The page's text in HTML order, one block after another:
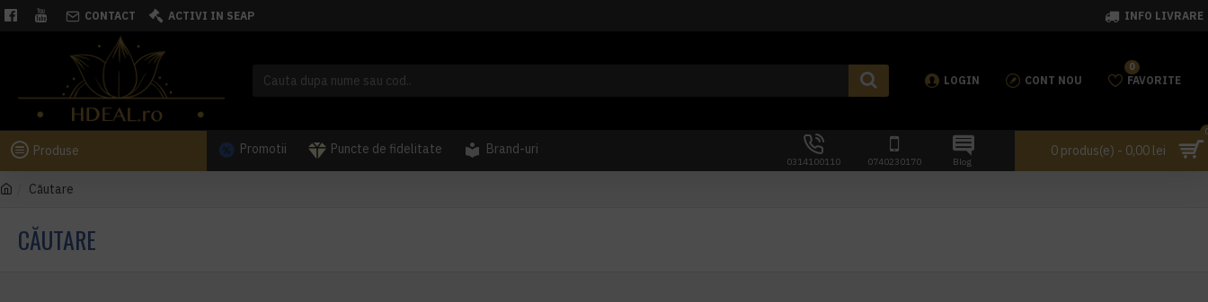
CONTACT ACTIVI IN SEAP INFO LIVRARE
LOGIN CONT NOU FAVORITE
0
Produse Promotii Puncte de fidelitate Brand-uri
0314100110 0740230170 Blog
0 produs(e) - 0,00 lei
Căutare
CĂUTARE